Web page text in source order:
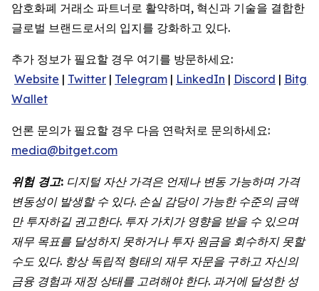
암호화폐 거래소 파트너로 활약하며, 혁신과 기술을 결합한
글로벌 브랜드로서의 입지를 강화하고 있다.
추가 정보가 필요할 경우 여기를 방문하세요:
Website | Twitter | Telegram | LinkedIn | Discord | Bitget
Wallet
언론 문의가 필요할 경우 다음 연락처로 문의하세요:
media@bitget.com
위험 경고: 디지털 자산 가격은 언제나 변동 가능하며 가격
변동성이 발생할 수 있다. 손실 감당이 가능한 수준의 금액
만 투자하길 권고한다. 투자 가치가 영향을 받을 수 있으며
재무 목표를 달성하지 못하거나 투자 원금을 회수하지 못할
수도 있다. 항상 독립적 형태의 재무 자문을 구하고 자신의
금융 경험과 재정 상태를 고려해야 한다. 과거에 달성한 성